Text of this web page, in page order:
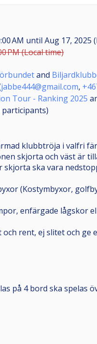
AM until Aug 17, 2025
PM (Local time)
and
jabbe444@gmail.com,
Tour - Ranking 2025
participants)
klubbtröja i valfri
skjorta och väst är
skjorta ska vara
(Kostymbyxor,
enfärgade lågskor
och rent, ej slitet och
på 4 bord ska spelas